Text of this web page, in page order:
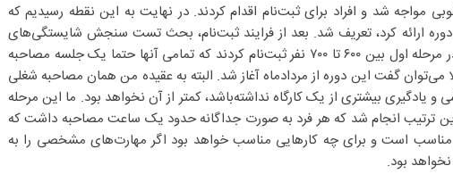
مواجه شد و افراد برای ثبت‌نام اقدام کردند. در نهایت به این نقطه رسیدیم که
ارائه کرد، تعریف شد. بعد از فرایند ثبت‌نام، بحث تست سنجش شایستگی‌های
شغلی مطرح بود که در تیر و مرداد انجام شد. در مرحله اول بین ۶۰۰ تا ۷۰۰ نفر ثبت‌نام کردند که تمامی آنها حتما یک جلسه مصاحبه
گفت این دوره از مردادماه آغاز شد. البته به عقیده من همان مصاحبه شغلی
بیشتری از یک کارگاه نداشته‌باشد، کمتر از آن نخواهد بود. ما این مرحله
این ترتیب انجام شد که هر فرد به صورت جداگانه حدود یک ساعت مصاحبه داشت که
مناسب است و برای چه کارهایی مناسب خواهد بود اگر مهارت‌های مشخصی را به
بود.